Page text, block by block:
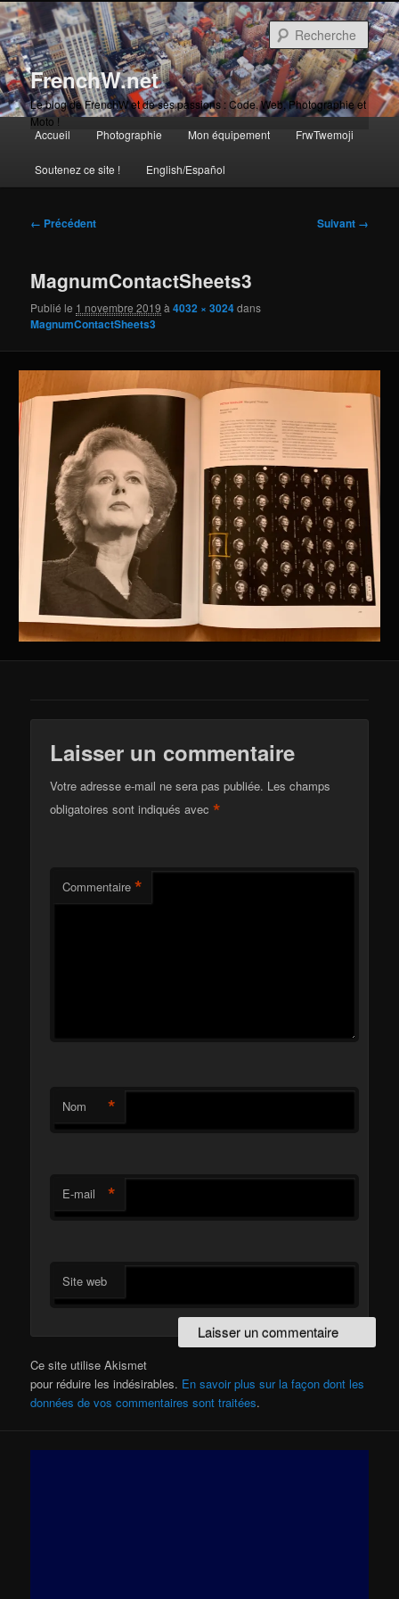
Aller
au
contenu
principalFrenchW.net
Le blog de FrenchW et de ses passions : Code, Web, Photographie et
Moto !
principal
Aller
au
Accueil Photographie Mon équipement FrwTwemoji
Soutenez ce site ! English/Español
Navigation
← Précédent Suivant →
MagnumContactSheets3
Publié le 1 novembre 2019 à4032 × 3024dans
MagnumContactSheets3
Laisser un commentaire
Votre adresse e-mail ne sera pas publiée. Les champs
obligatoires sont indiqués avec*
Commentaire *
Nom *
E-mail *
Site web
Ce site utilise Akismet
pour réduire les indésirables. En savoir plus sur la façon dont les
données de vos commentaires sont traitées.